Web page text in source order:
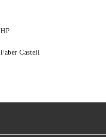
HP
Faber Castell